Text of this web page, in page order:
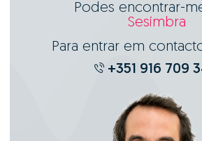
Podes encontrar-
Sesimbra
Para entrar em
+351 916 709